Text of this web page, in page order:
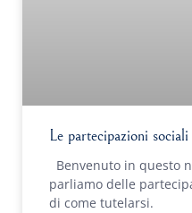
Le partecipazioni
Benvenuto in questo
parliamo delle
di come tutelarsi.